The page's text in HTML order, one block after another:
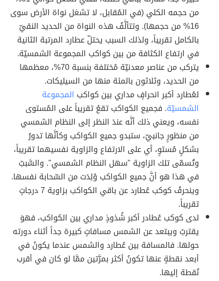
من حجمه الكلي (في المُقابل، لا تشغل نواة الأرض سوى
16% من حجمها). وتتألَّفُ هذه النواة من الحديد النقيّ
بالكامل تقريباً، ولذلك السبب يحتلّ عطارد المرتبة الثانية
في ارتفاع الكثافة من بين كواكب المجموعة الشمسيّة.
يتركب من عناصر معدنيّة مُختلفة بنسبة 70%، معظمها
من الحديد، وثلاثون بالمئة منها من السيليكات.
لعُطارد أكبر انحرافٍ مداري بين كواكب المجموعة
الشمسيّة. فجميع الكواكب تقعُ تقريباً على المُستوى
نفسه، ويعني ذلك أنَّه عندَ النظر إلى النظام الشمسي
من منظورٍ جانبيّ، ستبدو جميع الكواكب وكأنَّها تدورُ
بشكلٍ مُستوٍ، أي على الارتفاع والزاوية نفسيهما تقريباً،
وتُسمّى تلك الزاوية "سهل النظام الشمسي". والسَّببُ
في هذا هو أنَّ جميع الكواكب وُلِدَت من السّحابة نفسها.
وينحرفُ كوكب عُطارد عن باقي الكواكب بزاوية 7 درجاتٍ
تقريباً.
لدى كوكب عُطادر أكبر شُذوذٍ مداري بين الكواكب، فهوَ
يقتربُ ويبتعد عن الشمس مسافاتٍ كبيرة جداً أثناء دورته
حولها. فالمسافة بين عُطارد والشمس عندما يكونُ في
أبعد نقطةٍ عنها تكونُ أكثر بمرَّتين ممَّا لو كان في أقرب
نُقطة إليها.